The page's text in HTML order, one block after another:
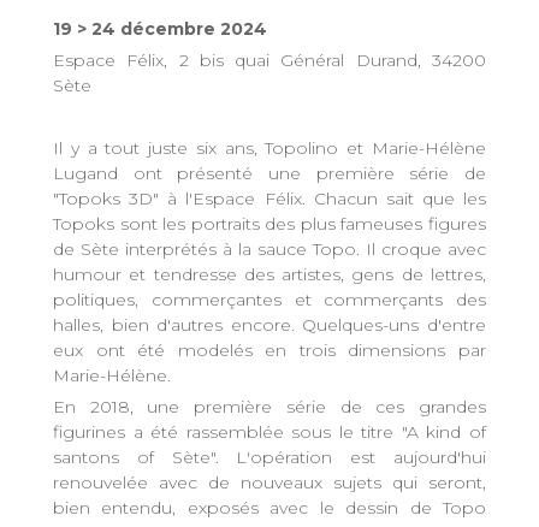
19 > 24 décembre 2024
Espace Félix, 2 bis quai Général Durand, 34200
Sète
Il y a tout juste six ans, Topolino et Marie-Hélène
Lugand ont présenté une première série de
"Topoks 3D" à l'Espace Félix. Chacun sait que les
Topoks sont les portraits des plus fameuses figures
de Sète interprétés à la sauce Topo. Il croque avec
humour et tendresse des artistes, gens de lettres,
politiques, commerçantes et commerçants des
halles, bien d'autres encore. Quelques-uns d'entre
eux ont été modelés en trois dimensions par
Marie-Hélène.
En 2018, une première série de ces grandes
figurines a été rassemblée sous le titre "A kind of
santons of Sète". L'opération est aujourd'hui
renouvelée avec de nouveaux sujets qui seront,
bien entendu, exposés avec le dessin de Topo